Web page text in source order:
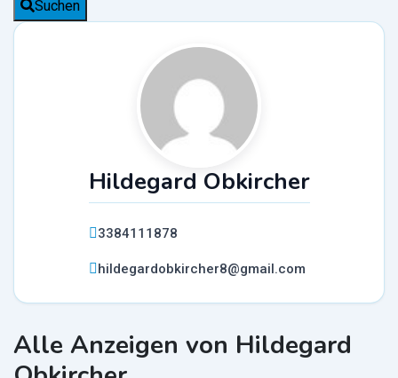
Suchen
Hildegard Obkircher
3384111878
hildegardobkircher8@gmail.com
Alle Anzeigen von Hildegard